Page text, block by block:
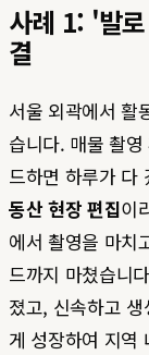
사례 1: '발
결
서울 외곽에서 활
습니다. 매물 촬
드하면 하루가 다
동산 현장 편집이
에서 촬영을 마치
드까지 마쳤습니
졌고, 신속하고
게 성장하여 지역